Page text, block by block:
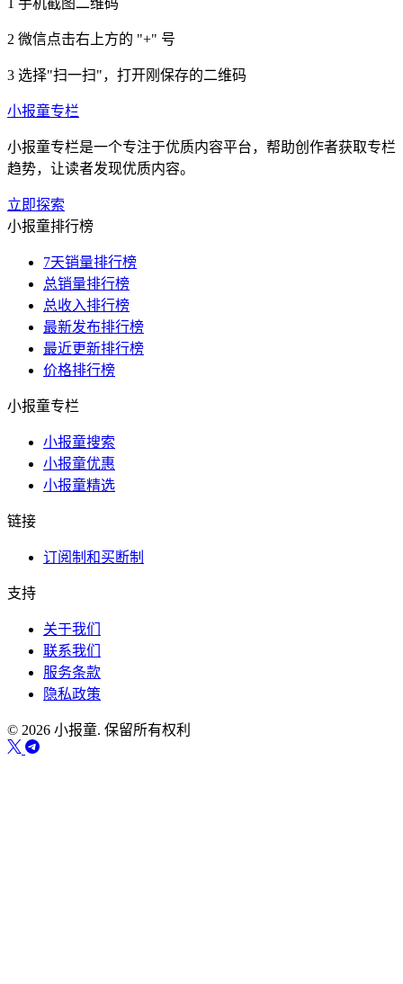
手机截图二维码
2 微信点击右上方的 "+" 号
3 选择"扫一扫"，打开刚保存的二维码
小报童专栏
小报童专栏是一个专注于优质内容平台，帮助创作者获取专栏
趋势，让读者发现优质内容。
立即探索
小报童排行榜
7天销量排行榜
总销量排行榜
总收入排行榜
最新发布排行榜
最近更新排行榜
价格排行榜
小报童专栏
小报童搜索
小报童优惠
小报童精选
链接
订阅制和买断制
支持
关于我们
联系我们
服务条款
隐私政策
© 2026 小报童. 保留所有权利